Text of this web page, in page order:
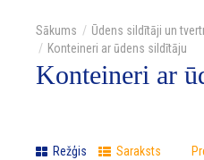
Ūdens sildītāji un
Konteineri ar ūdens sildītāju
Konteineri ar
Režģis Saraksts